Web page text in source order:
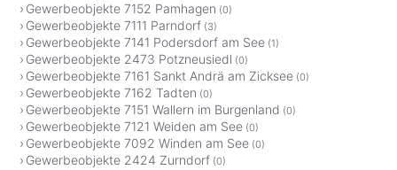
Gewerbeobjekte 7152 Pamhagen (0)
Gewerbeobjekte 7111 Parndorf (3)
Gewerbeobjekte 7141 Podersdorf am See (1)
Gewerbeobjekte 2473 Potzneusiedl (0)
Gewerbeobjekte 7161 Sankt Andrä am Zicksee (0)
Gewerbeobjekte 7162 Tadten (0)
Gewerbeobjekte 7151 Wallern im Burgenland (0)
Gewerbeobjekte 7121 Weiden am See (0)
Gewerbeobjekte 7092 Winden am See (0)
Gewerbeobjekte 2424 Zurndorf (0)